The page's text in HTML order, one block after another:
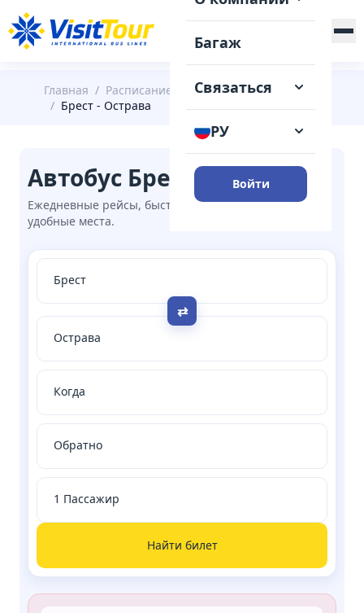
Багаж
Связаться
РУ
Войти
Главная / Расписание
Брест
/ Брест - Острава
Автобус Брест → Острава
Ежедневные рейсы, быстрая онлайн-покупка,
удобные места.
⇄
Найти билет